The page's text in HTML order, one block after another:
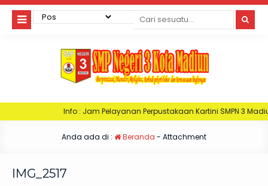
Info : Jam Pelayanan Perpustakaan Kartini SMPN 3 Madiun. Hari
Anda ada di : Beranda - Attachment
IMG_2517